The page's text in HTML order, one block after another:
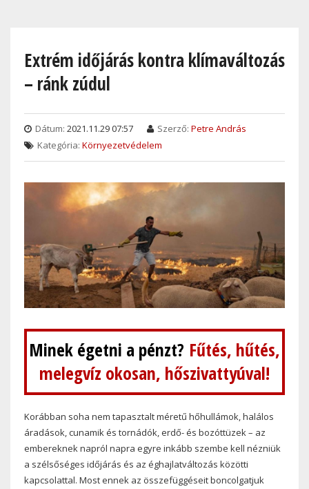
contentExtrém időjárás kontra klímaváltozás
– ránk zúdul
Dátum: 2021.11.29 07:57 Szerző: Petre András
Kategória: Környezetvédelem
Minek égetni a pénzt? Fűtés, hűtés,
melegvíz okosan, hőszivattyúval!
Korábban soha nem tapasztalt méretű hőhullámok, halálos
áradások, cunamik és tornádók, erdő- és bozóttüzek – az
embereknek napról napra egyre inkább szembe kell nézniük
a szélsőséges időjárás és az éghajlatváltozás közötti
kapcsolattal. Most ennek az összefüggéseit boncolgatjuk